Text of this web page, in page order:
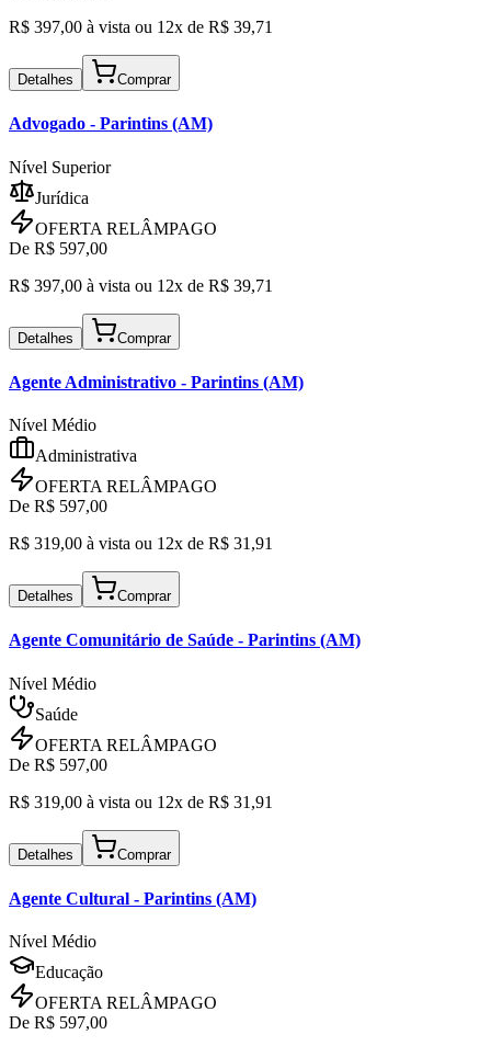
R$ 397,00 à vista ou 12x de R$ 39,71
Detalhes Comprar
Advogado - Parintins (AM)
Nível Superior
Jurídica
OFERTA RELÂMPAGO
De R$ 597,00
R$ 397,00 à vista ou 12x de R$ 39,71
Detalhes Comprar
Agente Administrativo - Parintins (AM)
Nível Médio
Administrativa
OFERTA RELÂMPAGO
De R$ 597,00
R$ 319,00 à vista ou 12x de R$ 31,91
Detalhes Comprar
Agente Comunitário de Saúde - Parintins (AM)
Nível Médio
Saúde
OFERTA RELÂMPAGO
De R$ 597,00
R$ 319,00 à vista ou 12x de R$ 31,91
Detalhes Comprar
Agente Cultural - Parintins (AM)
Nível Médio
Educação
OFERTA RELÂMPAGO
De R$ 597,00